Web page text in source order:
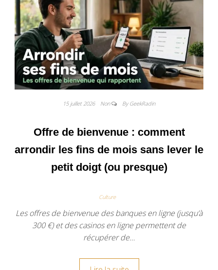
15 juillet 2026 Non By GeekRadin
Offre de bienvenue : comment
arrondir les fins de mois sans lever le
petit doigt (ou presque)
Culture
Les offres de bienvenue des banques en ligne (jusqu’à
300 €) et des casinos en ligne permettent de
récupérer de…